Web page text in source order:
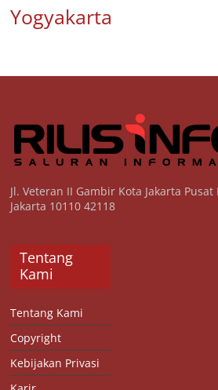
Yogyakarta
Jl. Veteran II Gambir Kota Jakarta
Jakarta 10110 42118
Tentang
Kami
Tentang Kami
Copyright
Kebijakan Privasi